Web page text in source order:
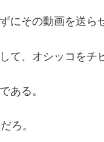
にその動画を送ら
て、オシッコをチ
ある。
ろ。